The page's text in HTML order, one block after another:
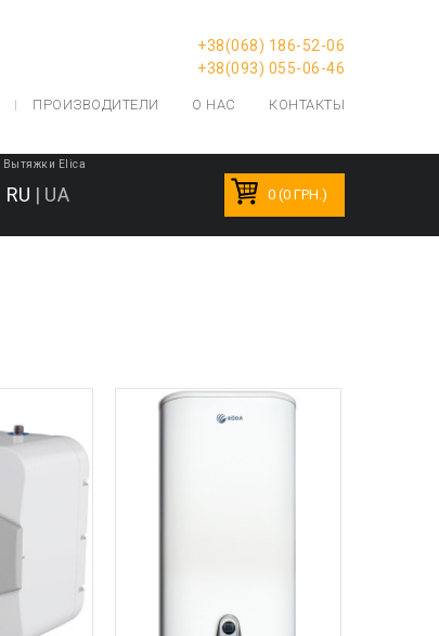
+38(068) 186-52-06
+38(093) 055-06-46
ПРОИЗВОДИТЕЛИ О НАС КОНТАКТЫ
Вытяжки Elica
RU | UA 0 (0 ГРН.)